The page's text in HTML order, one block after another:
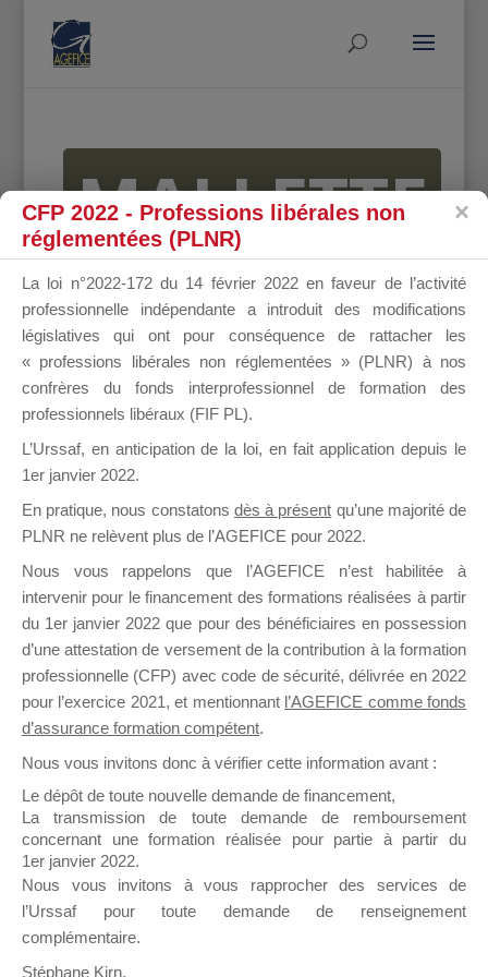
MALLETTE
DU
DIRIGEANT
il y a un mois
Ce groupe est destiné aux Organismes de
Formation qui souhaitent répondre à l’Appel à
Propositions Mallette du Dirigeant.
Ce groupe propose un forum dédié au support
sur lequel il est possible de laisser un message
ou poser une question.
NB : Il est nécessaire d’être
pouvoir rejoindre ce groupe
CFP 2022 - Professions libérales non
réglementées (PLNR)
La loi n°2022-172 du 14 février 2022 en faveur de l’activité
professionnelle indépendante a introduit des modifications
législatives qui ont pour conséquence de rattacher les
« professions libérales non réglementées » (PLNR) à nos
confrères du fonds interprofessionnel de formation des
professionnels libéraux (FIF PL).
L’Urssaf, en anticipation de la loi, en fait application depuis le
1er janvier 2022.
En pratique, nous constatons dès à présent qu’une majorité de
PLNR ne relèvent plus de l’AGEFICE pour 2022.
Nous vous rappelons que l’AGEFICE n’est habilitée à
intervenir pour le financement des formations réalisées à partir
du 1er janvier 2022 que pour des bénéficiaires en possession
d’une attestation de versement de la contribution à la formation
professionnelle (CFP) avec code de sécurité, délivrée en 2022
pour l’exercice 2021, et mentionnant l’AGEFICE comme fonds
d’assurance formation compétent.
Nous vous invitons donc à vérifier cette information avant :
Le dépôt de toute nouvelle demande de financement,
La transmission de toute demande de remboursement
concernant une formation réalisée pour partie à partir du
1er janvier 2022.
Nous vous invitons à vous rapprocher des services de
l’Urssaf pour toute demande de renseignement
complémentaire.
Stéphane Kirn,